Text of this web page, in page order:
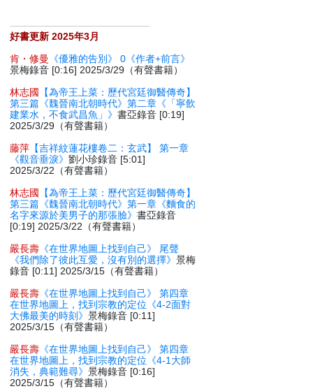
好書更新 2025年3月
肯・修曼
《優雅的告別》 0《作者+前言》
景梅錄音 [0:16] 2025/3/29（有聲書籍）
林志國
【為帝王上菜：歷代宮廷御醫傳奇】
第三篇《魏晉南北朝時代》第二章《「寧飲
建業水，不食武昌魚」》書亞錄音 [0:19]
2025/3/29（有聲書籍）
藤萍 【吉祥紋蓮花樓卷二：玄武】 第一章
《觀音垂淚》劉小珍錄音 [5:01]
2025/3/22（有聲書籍）
林志國
【為帝王上菜：歷代宮廷御醫傳奇】
第三篇《魏晉南北朝時代》第一章《麵食的
名字來源於美男子的那張臉》書亞錄音
[0:19] 2025/3/22（有聲書籍）
嚴長壽 《在世界地圖上找到自己》 尾聲
《我們除了彼此互愛，沒有別的選擇》景梅
錄音 [0:11] 2025/3/15（有聲書籍）
嚴長壽 《在世界地圖上找到自己》 第四章
在世界地圖上，找到宗教的定位《4-2面對
大佛最美的時刻》景梅錄音 [0:11]
2025/3/15（有聲書籍）
嚴長壽 《在世界地圖上找到自己》 第四章
在世界地圖上，找到宗教的定位《4-1大師
消失，典範難尋》景梅錄音 [0:16]
2025/3/15（有聲書籍）